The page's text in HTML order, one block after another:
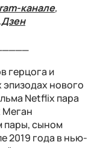
канале,
герцога и
нового
Netflix пара
Меган
пары, сыном
2019 года в нью-